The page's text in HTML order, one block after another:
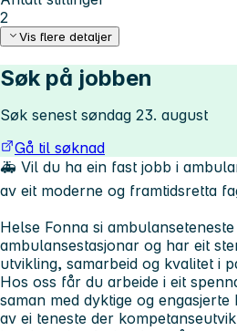
2
Vis flere detaljer
Søk på jobben
Søk senest søndag 23. august
Gå til søknad
🚑 Vil du ha ein fast jobb i
av eit moderne og framtidsretta
Helse Fonna si
ambulansestasjonar og har eit
utvikling, samarbeid og kvalitet i
Hos oss får du arbeide i eit
saman med dyktige og
av ei teneste der